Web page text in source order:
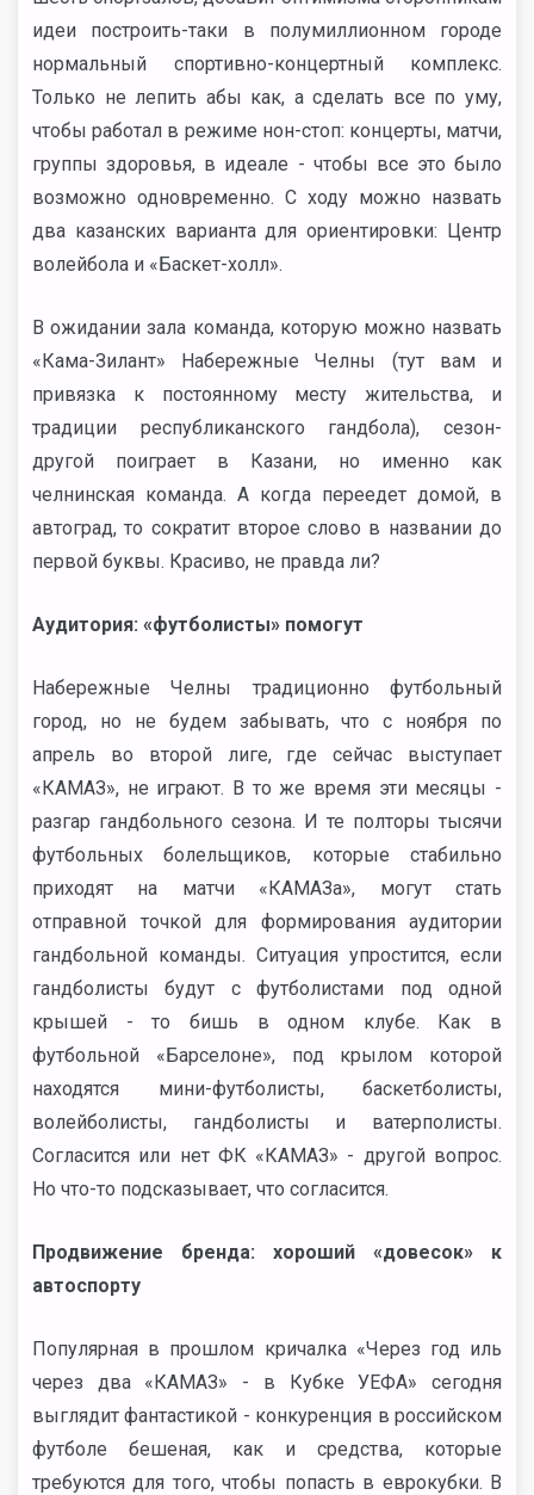
идеи построить-таки в полумиллионном городе
нормальный спортивно-концертный комплекс.
Только не лепить абы как, а сделать все по уму,
чтобы работал в режиме нон-стоп: концерты, матчи,
группы здоровья, в идеале - чтобы все это было
возможно одновременно. С ходу можно назвать
два казанских варианта для ориентировки: Центр
волейбола и «Баскет-холл».
В ожидании зала команда, которую можно назвать
«Кама-Зилант» Набережные Челны (тут вам и
привязка к постоянному месту жительства, и
традиции республиканского гандбола), сезон-
другой поиграет в Казани, но именно как
челнинская команда. А когда переедет домой, в
автоград, то сократит второе слово в названии до
первой буквы. Красиво, не правда ли?
Аудитория: «футболисты» помогут
Набережные Челны традиционно футбольный
город, но не будем забывать, что с ноября по
апрель во второй лиге, где сейчас выступает
«КАМАЗ», не играют. В то же время эти месяцы -
разгар гандбольного сезона. И те полторы тысячи
футбольных болельщиков, которые стабильно
приходят на матчи «КАМАЗа», могут стать
отправной точкой для формирования аудитории
гандбольной команды. Ситуация упростится, если
гандболисты будут с футболистами под одной
крышей - то бишь в одном клубе. Как в
футбольной «Барселоне», под крылом которой
находятся мини-футболисты, баскетболисты,
волейболисты, гандболисты и ватерполисты.
Согласится или нет ФК «КАМАЗ» - другой вопрос.
Но что-то подсказывает, что согласится.
Продвижение бренда: хороший «довесок» к
автоспорту
Популярная в прошлом кричалка «Через год иль
через два «КАМАЗ» - в Кубке УЕФА» сегодня
выглядит фантастикой - конкуренция в российском
футболе бешеная, как и средства, которые
требуются для того, чтобы попасть в еврокубки. В